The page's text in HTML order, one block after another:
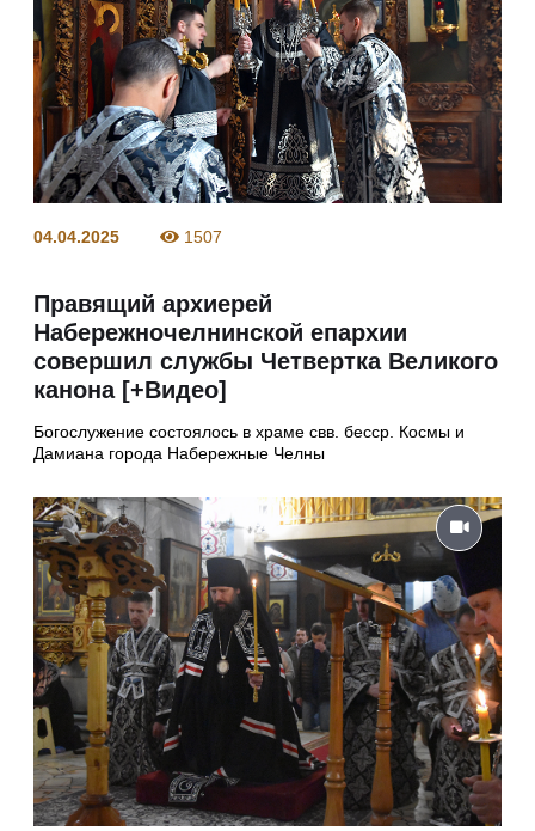
04.04.2025 1507
Правящий архиерей
Набережночелнинской епархии
совершил службы Четвертка Великого
канона [+Видео]
Богослужение состоялось в храме свв. бесср. Космы и
Дамиана города Набережные Челны